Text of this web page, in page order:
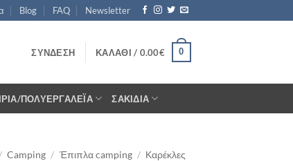
Blog FAQ Newsletter
ΣΎΝΔΕΣΗ ΚΑΛΆΘΙ / 0.00€ 0
ΠΟΛΥΕΡΓΑΛΈΙΑ ΣΑΚΊΔΙΑ
/ Camping / Έπιπλα camping / Καρέκλες